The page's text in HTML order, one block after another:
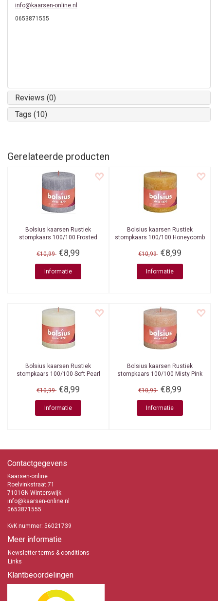
info@kaarsen-online.nl
0653871555
Reviews (0)
Tags (10)
Gerelateerde producten
Bolsius kaarsen Rustiek
stompkaars 100/100 Frosted
€10,99 €8,99
Informatie
Bolsius kaarsen Rustiek
stompkaars 100/100 Honeycomb
€10,99 €8,99
Informatie
Bolsius kaarsen Rustiek
stompkaars 100/100 Soft Pearl
€10,99 €8,99
Informatie
Bolsius kaarsen Rustiek
stompkaars 100/100 Misty Pink
€10,99 €8,99
Informatie
Contactgegevens
Kaarsen-online
Roelvinkstraat 71
7101GN Winterswijk
info@kaarsen-online.nl
0653871555
KvK nummer: 56021739
Meer informatie
Newsletter terms & conditions
Links
Klantbeoordelingen